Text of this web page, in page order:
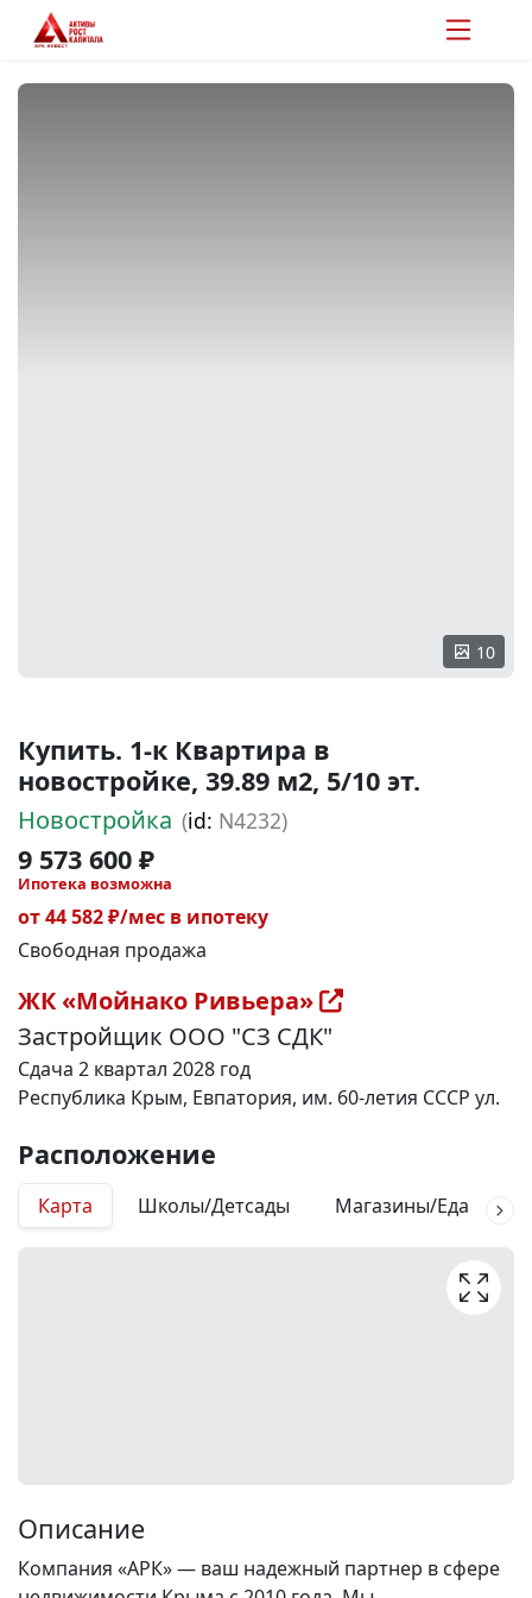
10
Купить. 1-к Квартира в
новостройке, 39.89 м2, 5/10 эт.
Новостройка (id: N4232)
9 573 600 ₽
Ипотека возможна
от 44 582 ₽/мес в ипотеку
Свободная продажа
ЖК «Мойнако Ривьера»
Застройщик ООО "СЗ СДК"
Сдача 2 квартал 2028 год
Республика Крым, Евпатория, им. 60-летия СССР ул.
Расположение
Карта Школы/Детсады Магазины/Еда
Описание
Компания «АРК» — ваш надежный партнер в сфере